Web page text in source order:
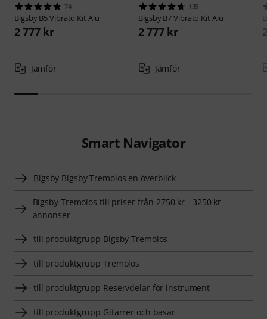
74
Bigsby B5 Vibrato Kit Alu
2 777 kr
Jämför
135
Bigsby B7 Vibrato Kit Alu
2 777 kr
Jämför
Smart Navigator
Bigsby Bigsby Tremolos en överblick
Bigsby Tremolos till priser från 2750 kr - 3250 kr
annonser
till produktgrupp Bigsby Tremolos
till produktgrupp Tremolos
till produktgrupp Reservdelar för instrument
till produktgrupp Gitarrer och basar